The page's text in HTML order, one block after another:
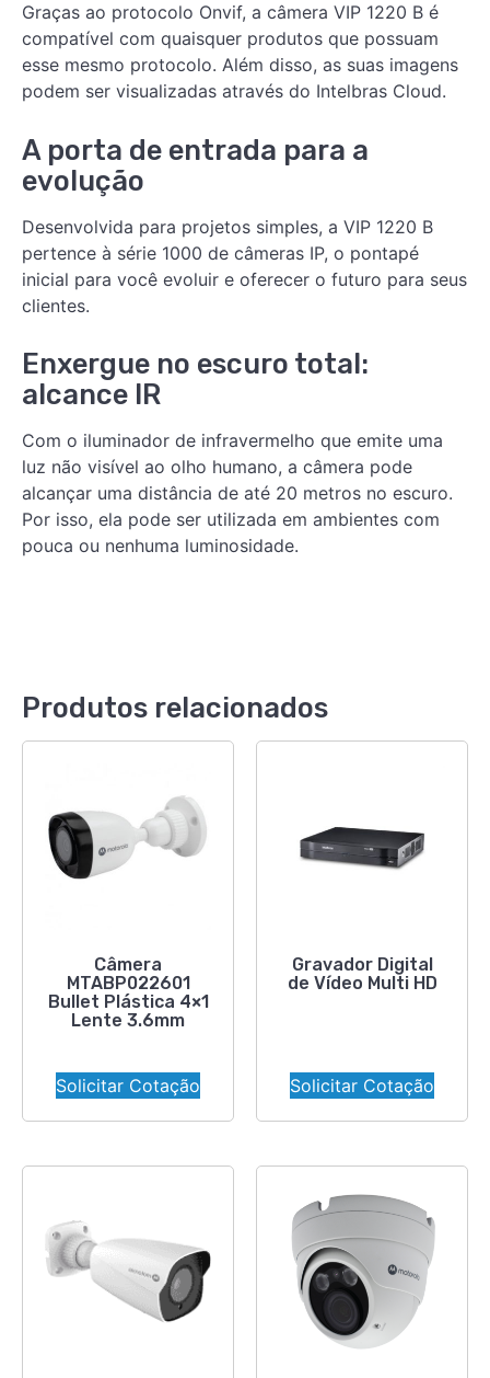
Graças ao protocolo Onvif, a câmera VIP 1220 B é
compatível com quaisquer produtos que possuam
esse mesmo protocolo. Além disso, as suas imagens
podem ser visualizadas através do Intelbras Cloud.
A porta de entrada para a
evolução
Desenvolvida para projetos simples, a VIP 1220 B
pertence à série 1000 de câmeras IP, o pontapé
inicial para você evoluir e oferecer o futuro para seus
clientes.
Enxergue no escuro total:
alcance IR
Com o iluminador de infravermelho que emite uma
luz não visível ao olho humano, a câmera pode
alcançar uma distância de até 20 metros no escuro.
Por isso, ela pode ser utilizada em ambientes com
pouca ou nenhuma luminosidade.
Produtos relacionados
Câmera
MTABP022601
Bullet Plástica 4×1
Lente 3.6mm
Solicitar Cotação
Gravador Digital
de Vídeo Multi HD
Solicitar Cotação